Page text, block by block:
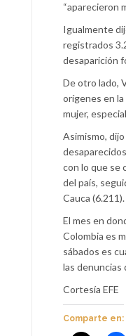
“aparecieron
Igualmente
registrados
desaparición
De otro lado,
orígenes en la
mujer,
Asimismo,
con lo que se
del país,
Cauca (6.211).
El mes en
Colombia es
sábados es
las denuncias
Cortesía EFE
Comparte en: